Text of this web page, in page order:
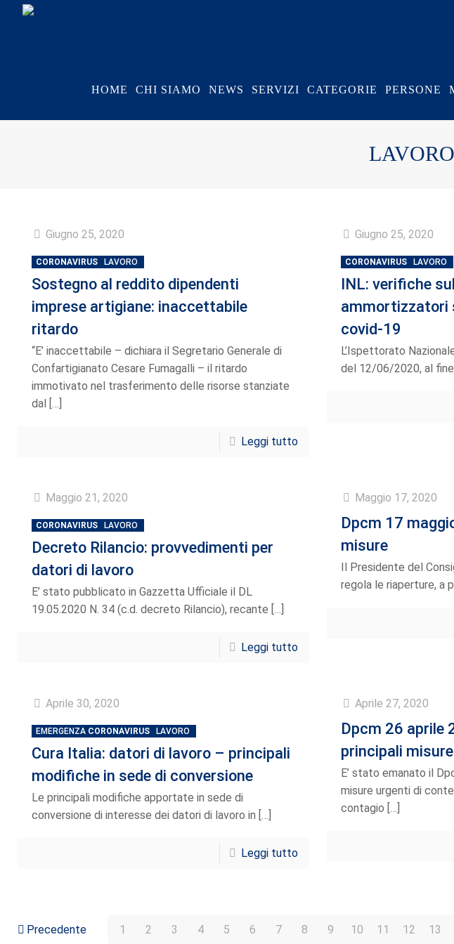
HOME CHI SIAMO NEWS SERVIZI CATEGORIE PERSONE
Giugno 25, 2020
CORONAVIRUS LAVORO
Sostegno al reddito dipendenti
imprese artigiane: inaccettabile
ritardo
“E’ inaccettabile – dichiara il Segretario Generale di
Confartigianato Cesare Fumagalli – il ritardo
immotivato nel trasferimento delle risorse stanziate
dal […]
Leggi tutto
Giugno 25, 2020
CORONAVIRUS LAVORO
INL: verifiche
ammortizzatori
covid-19
L’Ispettorato
del 12/06/2020, al
Maggio 21, 2020
CORONAVIRUS LAVORO
Decreto Rilancio: provvedimenti per
datori di lavoro
E’ stato pubblicato in Gazzetta Ufficiale il DL
19.05.2020 N. 34 (c.d. decreto Rilancio), recante […]
Leggi tutto
Maggio 17, 2020
Dpcm 17
misure
Il Presidente del
regola le riaperture, a
Aprile 30, 2020
EMERGENZA CORONAVIRUS LAVORO
Cura Italia: datori di lavoro – principali
modifiche in sede di conversione
Le principali modifiche apportate in sede di
conversione di interesse dei datori di lavoro in […]
Leggi tutto
Aprile 27, 2020
Dpcm 26 aprile
principali misure
E’ stato emanato il
misure urgenti di
contagio […]
Precedente 1 2 3 4 5 6 7 8 9 10 11 12 13